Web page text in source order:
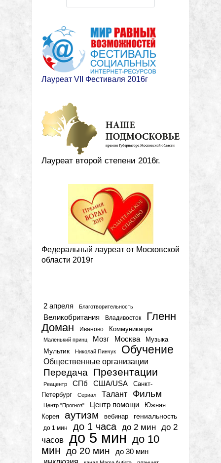
Лауреат VII Фестиваля 2016г
Лауреат второй степени 2016г.
Федеральный лауреат от Московской
области 2019г
2 апреля Благотворительность
Великобритания Владивосток
Гленн
Доман
Иваново Коммуникация
Маленький принц Мозг Москва Музыка
Мультик Николай Пинчук Обучение
Общественные организации
Передача Презентации
Реацентр СПб США/USA
Санкт-
Петербург
Сериал Талант Фильм
Центр "Прогноз" Центр помощи
Южная
Корея
аутизм вебинар гениальность
до 1 мин до 1 часа до 2 мин до 2
часов до 5 мин до 10
мин до 20 мин до 30 мин